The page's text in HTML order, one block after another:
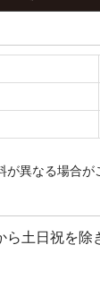
異なる場合が
ら土日祝を除